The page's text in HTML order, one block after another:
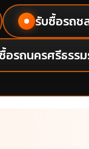
● รับซื้อรถช
อรถนครศรีธรร